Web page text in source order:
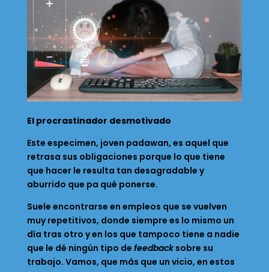
El procrastinador desmotivado
Este especimen, joven padawan, es aquel que
retrasa sus obligaciones porque lo que tiene
que hacer le resulta tan desagradable y
aburrido que pa qué ponerse.
Suele encontrarse en empleos que se vuelven
muy repetitivos, donde siempre es lo mismo un
día tras otro y en los que tampoco tiene a nadie
que le dé ningún tipo de feedbacksobre su
trabajo. Vamos, que más que un vicio, en estos